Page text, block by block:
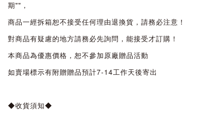
期""，
商品一經拆箱恕不接受任何理由退換貨，請務必注意！
對商品有疑慮的地方請務必先詢問，能接受才訂購！
本商品為優惠價格，恕不參加原廠贈品活動
如賣場標示有附贈贈品預計7-14工作天後寄出
◆收貨須知◆